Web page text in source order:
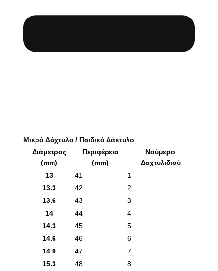
Μικρό Δάχτυλο / Παιδικό Δάκτυλο
Διάμετρος
(mm)
Περιφέρεια
(mm)
Νούμερο
Δαχτυλιδιού
13
41
1
13.3
42
2
13.6
43
3
14
44
4
14.3
45
5
14.6
46
6
14.9
47
7
15.3
48 8